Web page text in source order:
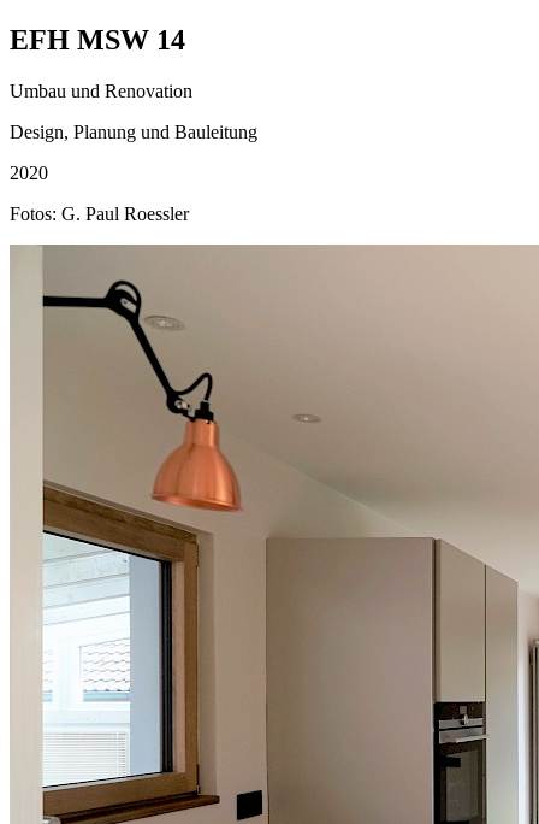
EFH MSW 14
Umbau und Renovation
Design, Planung und Bauleitung
2020
Fotos: G. Paul Roessler